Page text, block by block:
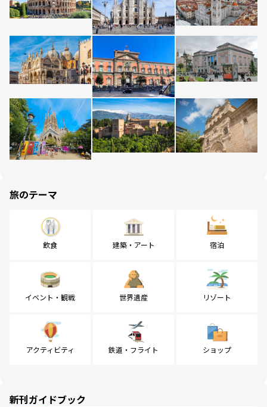
旅のテーマ
飲食 建築・アート 宿泊
イベント・観戦 世界遺産 リゾート
アクティビティ 鉄道・フライト ショップ
新刊ガイドブック